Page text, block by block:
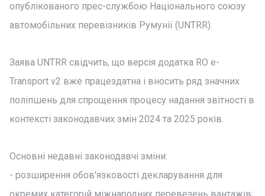
опублікованого прес-службою Національного союзу
автомобільних перевізників Румунії (UNTRR).
Заява UNTRR свідчить, що версія додатка RO e-
Transport v2 вже працездатна і вносить ряд значних
поліпшень для спрощення процесу надання звітності в
контексті законодавчих змін 2024 та 2025 років.
Основні недавні законодавчі зміни:
- розширення обов'язковості декларування для